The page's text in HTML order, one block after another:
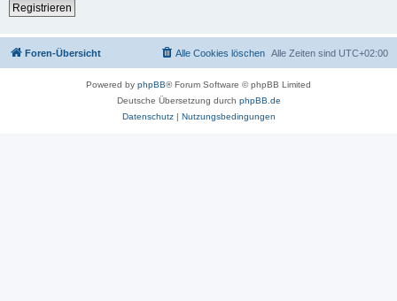
Registrieren
Foren-Übersicht Alle Zeiten sind UTC+02:00
Alle Cookies löschen
Powered by phpBB® Forum Software © phpBB Limited
Deutsche Übersetzung durch phpBB.de
Datenschutz| Nutzungsbedingungen